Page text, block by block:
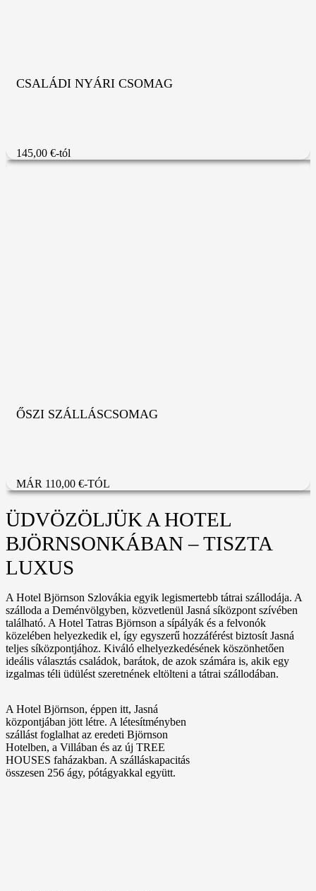
CSALÁDI NYÁRI CSOMAG
145,00 €-tól
ŐSZI SZÁLLÁSCSOMAG
MÁR 110,00 €-TÓL
ÜDVÖZÖLJÜK A HOTEL
BJÖRNSONKÁBAN – TISZTA
LUXUS
A Hotel Björnson Szlovákia egyik legismertebb tátrai szállodája. A
szálloda a Deménvölgyben, közvetlenül Jasná síközpont szívében
található. A Hotel Tatras Björnson a sípályák és a felvonók
közelében helyezkedik el, így egyszerű hozzáférést biztosít Jasná
teljes síközpontjához. Kiváló elhelyezkedésének köszönhetően
ideális választás családok, barátok, de azok számára is, akik egy
izgalmas téli üdülést szeretnének eltölteni a tátrai szállodában.
A Hotel Björnson, éppen itt, Jasná
központjában jött létre. A létesítményben
szállást foglalhat az eredeti Björnson
Hotelben, a Villában és az új TREE
HOUSES faházakban. A szálláskapacitás
összesen 256 ágy, pótágyakkal együtt.